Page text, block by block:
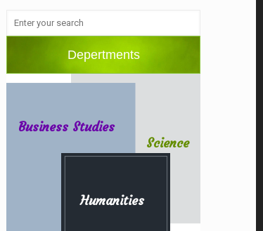
Depertments
Humanities
Business Studies
Science